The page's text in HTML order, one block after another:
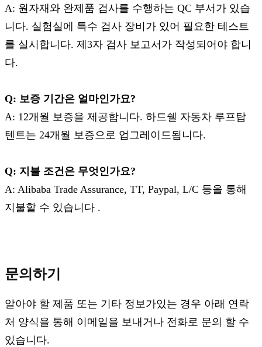
A: 원자재와 완제품 검사를 수행하는 QC 부서가 있습
니다. 실험실에 특수 검사 장비가 있어 필요한 테스트
를 실시합니다. 제3자 검사 보고서가 작성되어야 합니
다.
Q: 보증 기간은 얼마인가요?
A: 12개월 보증을 제공합니다. 하드쉘 자동차 루프탑
텐트는 24개월 보증으로 업그레이드됩니다.
Q: 지불 조건은 무엇인가요?
A: Alibaba Trade Assurance, TT, Paypal, L/C 등을 통해
지불할 수 있습니다 .
문의하기
알아야 할 제품 또는 기타 정보가있는 경우 아래 연락
처 양식을 통해 이메일을 보내거나 전화로 문의 할 수
있습니다.